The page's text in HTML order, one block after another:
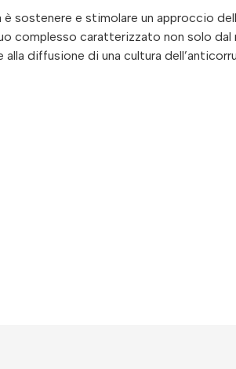
sostenere e stimolare un approccio
complesso caratterizzato non solo
diffusione di una cultura